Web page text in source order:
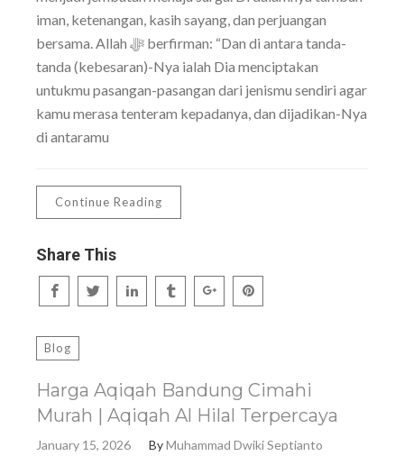
iman, ketenangan, kasih sayang, dan perjuangan
bersama. Allah ﷻ berfirman: “Dan di antara tanda-
tanda (kebesaran)-Nya ialah Dia menciptakan
untukmu pasangan-pasangan dari jenismu sendiri agar
kamu merasa tenteram kepadanya, dan dijadikan-Nya
di antaramu
Continue Reading
Share This
Blog
Harga Aqiqah Bandung Cimahi
Murah | Aqiqah Al Hilal Terpercaya
January 15, 2026 ByMuhammad Dwiki Septianto